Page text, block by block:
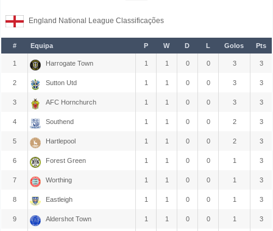
England National League Classificações
# Equipa P W D L Golos Pts
1 Harrogate Town 1 1 0 0 3 3
2 Sutton Utd 1 1 0 0 3 3
3 AFC Hornchurch 1 1 0 0 3 3
4 Southend 1 1 0 0 2 3
5 Hartlepool 1 1 0 0 2 3
6 Forest Green 1 1 0 0 1 3
7 Worthing 1 1 0 0 1 3
8 Eastleigh 1 1 0 0 1 3
9 Aldershot Town 1 1 0 0 1 3